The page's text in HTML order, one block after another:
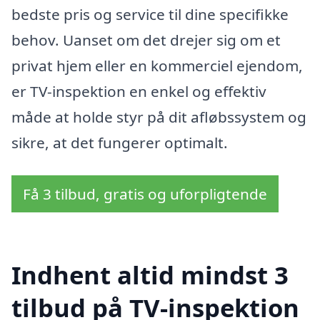
bedste pris og service til dine specifikke
behov. Uanset om det drejer sig om et
privat hjem eller en kommerciel ejendom,
er TV-inspektion en enkel og effektiv
måde at holde styr på dit afløbssystem og
sikre, at det fungerer optimalt.
Få 3 tilbud, gratis og uforpligtende
Indhent altid mindst 3
tilbud på TV-inspektion